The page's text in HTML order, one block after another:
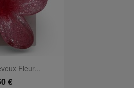
rapide
Fleur...
€